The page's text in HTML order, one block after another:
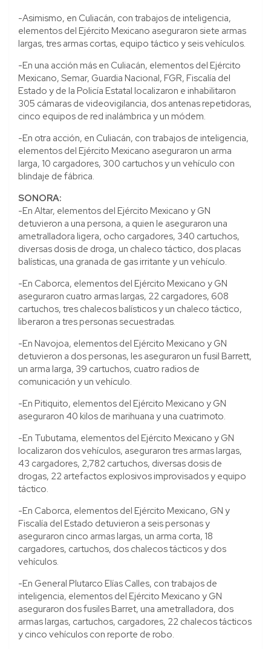
-Asimismo, en Culiacán, con trabajos de inteligencia,
elementos del Ejército Mexicano aseguraron siete armas
largas, tres armas cortas, equipo táctico y seis vehículos.
-En una acción más en Culiacán, elementos del Ejército
Mexicano, Semar, Guardia Nacional, FGR, Fiscalía del
Estado y de la Policía Estatal localizaron e inhabilitaron
305 cámaras de videovigilancia, dos antenas repetidoras,
cinco equipos de red inalámbrica y un módem.
-En otra acción, en Culiacán, con trabajos de inteligencia,
elementos del Ejército Mexicano aseguraron un arma
larga, 10 cargadores, 300 cartuchos y un vehículo con
blindaje de fábrica.
SONORA:
-En Altar, elementos del Ejército Mexicano y GN
detuvieron a una persona, a quien le aseguraron una
ametralladora ligera, ocho cargadores, 340 cartuchos,
diversas dosis de droga, un chaleco táctico, dos placas
balísticas, una granada de gas irritante y un vehículo.
-En Caborca, elementos del Ejército Mexicano y GN
aseguraron cuatro armas largas, 22 cargadores, 608
cartuchos, tres chalecos balísticos y un chaleco táctico,
liberaron a tres personas secuestradas.
-En Navojoa, elementos del Ejército Mexicano y GN
detuvieron a dos personas, les aseguraron un fusil Barrett,
un arma larga, 39 cartuchos, cuatro radios de
comunicación y un vehículo.
-En Pitiquito, elementos del Ejército Mexicano y GN
aseguraron 40 kilos de marihuana y una cuatrimoto.
-En Tubutama, elementos del Ejército Mexicano y GN
localizaron dos vehículos, aseguraron tres armas largas,
43 cargadores, 2,782 cartuchos, diversas dosis de
drogas, 22 artefactos explosivos improvisados y equipo
táctico.
-En Caborca, elementos del Ejército Mexicano, GN y
Fiscalía del Estado detuvieron a seis personas y
aseguraron cinco armas largas, un arma corta, 18
cargadores, cartuchos, dos chalecos tácticos y dos
vehículos.
-En General Plutarco Elías Calles, con trabajos de
inteligencia, elementos del Ejército Mexicano y GN
aseguraron dos fusiles Barret, una ametralladora, dos
armas largas, cartuchos, cargadores, 22 chalecos tácticos
y cinco vehículos con reporte de robo.